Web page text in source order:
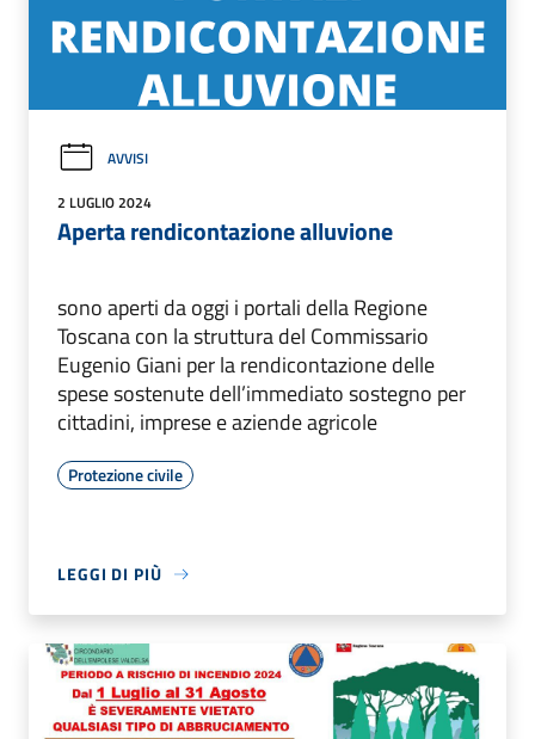
AVVISI
2 LUGLIO 2024
Aperta rendicontazione alluvione
sono aperti da oggi i portali della Regione
Toscana con la struttura del Commissario
Eugenio Giani per la rendicontazione delle
spese sostenute dell’immediato sostegno per
cittadini, imprese e aziende agricole
Protezione civile
LEGGI DI PIÙ